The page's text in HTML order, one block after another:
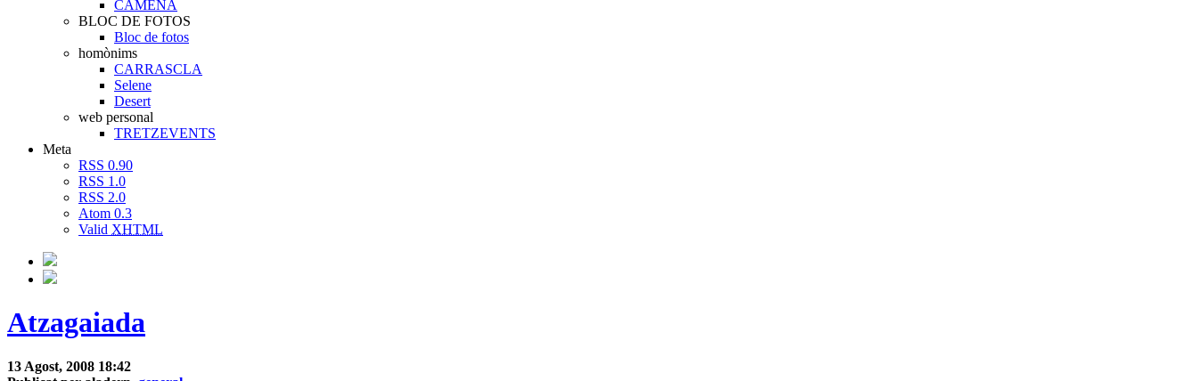
CAMENA
BLOC DE FOTOS
Bloc de fotos
homònims
CARRASCLA
Selene
Desert
web personal
TRETZEVENTS
Meta
RSS 0.90
RSS 1.0
RSS 2.0
Atom 0.3
Valid XHTML
Atzagaiada
13 Agost, 2008 18:42